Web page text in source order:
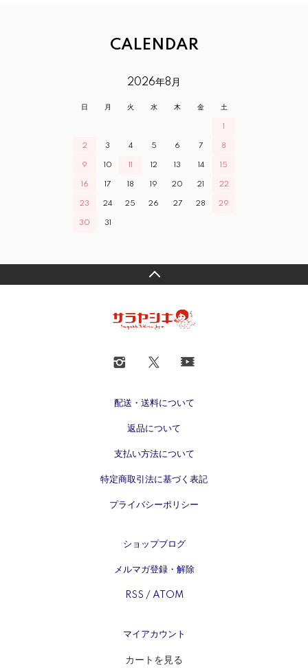
CALENDAR
2026年8月
日 月 火 水 木 金 土
2 3 4 5 6 7 8
9 10 12 13 14 15
16 17 18 19 20 21 22
23 24 25 26 27 28 29
30 31
配送・送料について
返品について
支払い方法について
特定商取引法に基づく表記
プライバシーポリシー
ショップブログ
メルマガ登録・解除
RSS / ATOM
マイアカウント
カートを見る